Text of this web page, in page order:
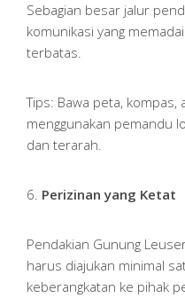
Sebagian besar jalur
komunikasi yang
terbatas.
Tips: Bawa peta, kompas,
menggunakan pemandu
dan terarah.
6. Perizinan yang Ketat
Pendakian Gunung
harus diajukan minimal
keberangkatan ke pihak